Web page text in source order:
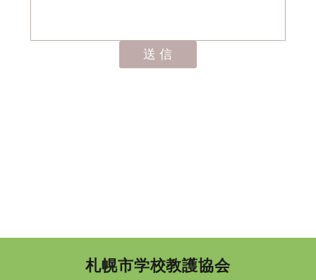
札幌市学校教護協会